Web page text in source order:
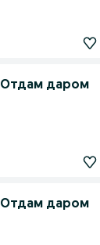
Отдам даром
Отдам даром